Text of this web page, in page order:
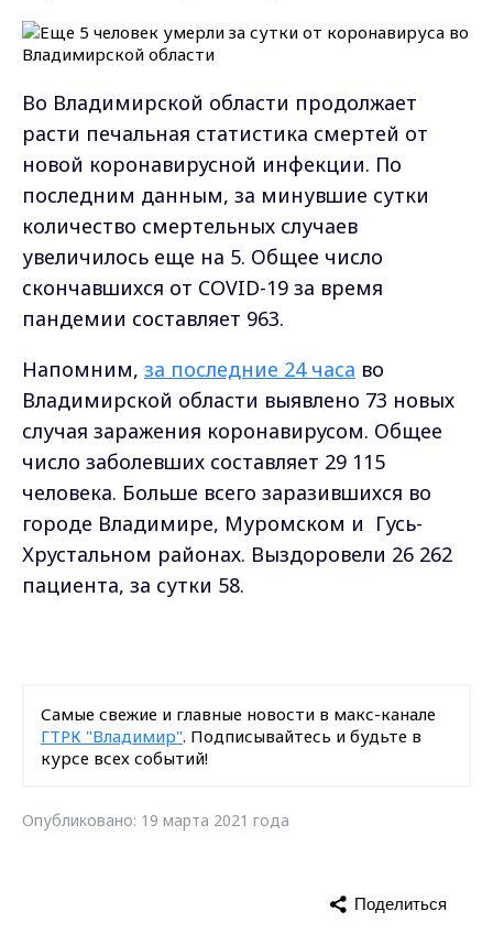
Во Владимирской области продолжает
расти печальная статистика смертей от
новой коронавирусной инфекции. По
последним данным, за минувшие сутки
количество смертельных случаев
увеличилось еще на 5. Общее число
скончавшихся от COVID-19 за время
пандемии составляет 963.
Напомним, за последние 24 часа во
Владимирской области выявлено 73 новых
случая заражения коронавирусом. Общее
число заболевших составляет 29 115
человека. Больше всего заразившихся во
городе Владимире, Муромском и Гусь-
Хрустальном районах. Выздоровели 26 262
пациента, за сутки 58.
Самые свежие и главные новости в макс-канале
ГТРК "Владимир". Подписывайтесь и будьте в
курсе всех событий!
Опубликовано: 19 марта 2021 года
Поделиться